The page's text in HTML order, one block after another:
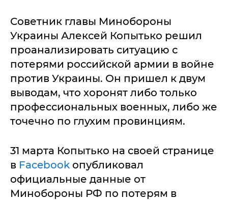
Советник главы Минобороны
Украины Алексей Копытько решил
проанализировать ситуацию с
потерями российской армии в войне
против Украины. Он пришел к двум
выводам, что хоронят либо только
профессиональных военных, либо же
точечно по глухим провинциям.
31 марта Копытько на своей странице
в Facebook опубликовал
официальные данные от
Минобороны РФ по потерям в